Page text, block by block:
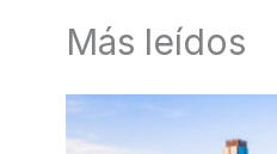
Más leídos